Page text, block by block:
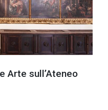
Arte sull’Ateneo